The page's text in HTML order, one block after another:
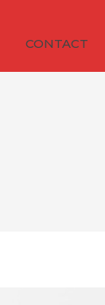
CONTACT